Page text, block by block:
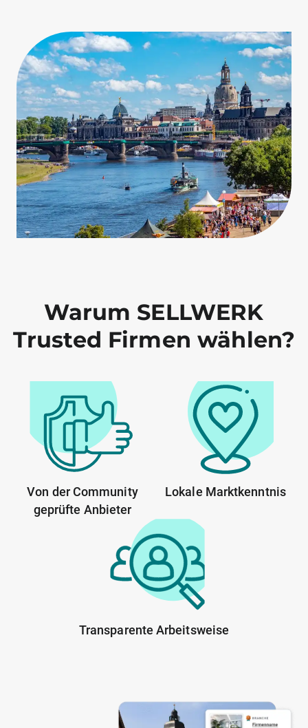
Warum SELLWERK
Trusted Firmen wählen?
Von der Community
geprüfte Anbieter
Lokale Marktkenntnis
Transparente Arbeitsweise